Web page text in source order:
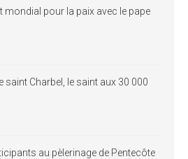
mondial pour la paix avec le pape
saint Charbel, le saint aux 30 000
au pèlerinage de Pentecôte